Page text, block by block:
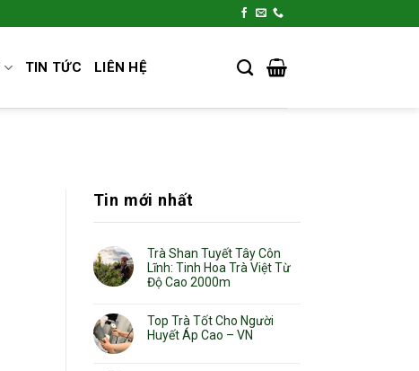
TIN TỨC LIÊN HỆ
Tin mới nhất
Trà Shan Tuyết Tây Côn
Lĩnh: Tinh Hoa Trà Việt Từ
Độ Cao 2000m
Top Trà Tốt Cho Người
Huyết Áp Cao – VN